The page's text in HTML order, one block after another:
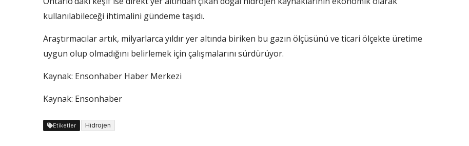
kullanılabileceği ihtimalini gündeme taşıdı.
Araştırmacılar artık, milyarlarca yıldır yer altında biriken bu gazın ölçüsünü ve ticari ölçekte üretime
uygun olup olmadığını belirlemek için çalışmalarını sürdürüyor.
Kaynak: Ensonhaber Haber Merkezi
Kaynak: Ensonhaber
Etiketler Hidrojen